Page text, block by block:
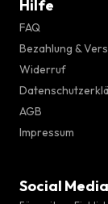
Hilfe
FAQ
Bezahlung &
Widerruf
AGB
Impressum
Social Media